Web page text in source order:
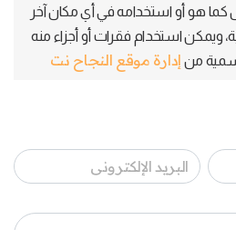
كما هو أو استخدامه في أي مكان آخر
ويمكن استخدام فقرات أو أجزاء منه
من إدارة موقع النجاح نت